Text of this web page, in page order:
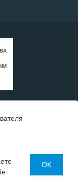
время
у
ОК